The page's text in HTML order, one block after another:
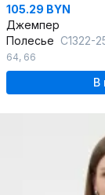
105.29 BYN
Джемпер
Полесье С1322-25
64, 66
В